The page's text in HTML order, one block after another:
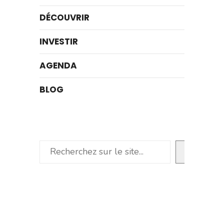
DÉCOUVRIR
INVESTIR
AGENDA
BLOG
Rechercher